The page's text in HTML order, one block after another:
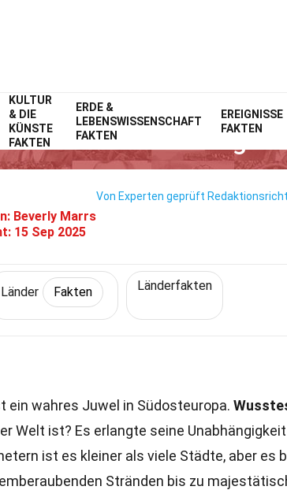
KULTUR
& DIE
KÜNSTE
FAKTEN
ERDE &
LEBENSWISSENSCHAFT
FAKTEN
EREIGNISSE
FAKTEN
Home WeltFakten
Über Montenegro
Beverly Marrs
15 Sep 2025
Von Experten geprüft
Länder Fakten Länderfakten
ein wahres Juwel in Südosteuropa.
Welt ist? Es erlangte seine
ist es kleiner als viele Städte, aber es
Stränden bis zu